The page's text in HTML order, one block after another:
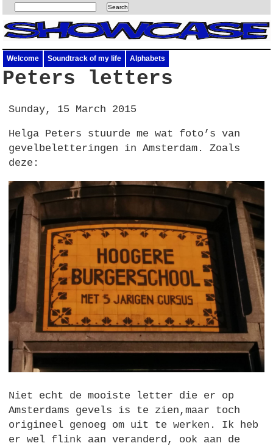
Welcome Soundtrack of my life Alphabets
Peters letters
Sunday, 15 March 2015
Helga Peters stuurde me wat foto’s van
gevelbeletteringen in Amsterdam. Zoals
deze:
Niet echt de mooiste letter die er op
Amsterdams gevels is te zien,maar toch
origineel genoeg om uit te werken. Ik heb
er wel flink aan veranderd, ook aan de